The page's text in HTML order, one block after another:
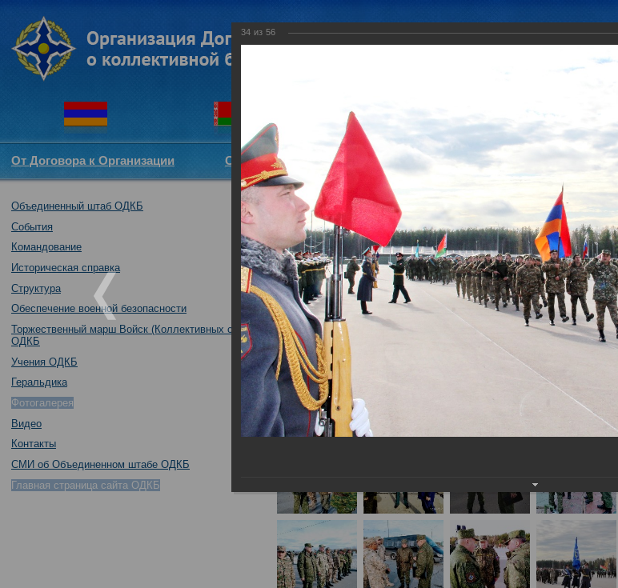
От Договора к Организации Структура ОДКБ Новости Документы Аналитика
Объединенный штаб ОДКБ
События
Командование
Историческая справка
Структура
Обеспечение военной безопасности
Торжественный марш Войск (Коллективных сил)
ОДКБ
Учения ОДКБ
Геральдика
Фотогалерея
Видео
Контакты
СМИ об Объединенном штабе ОДКБ
Главная страница сайта ОДКБ
совместное учение с КСОР ОДКБ «Взаимодействие-2019»,
16-18.10.2019
16.10.2019
34 из 56